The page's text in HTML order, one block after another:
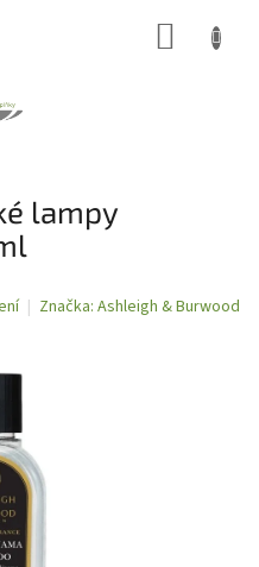
lampy
Značka: Ashleigh & Burwood